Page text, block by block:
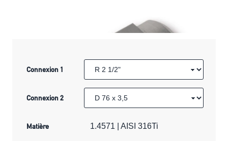
Connexion 1
Connexion 2
Matière 1.4571 | AISI 316Ti